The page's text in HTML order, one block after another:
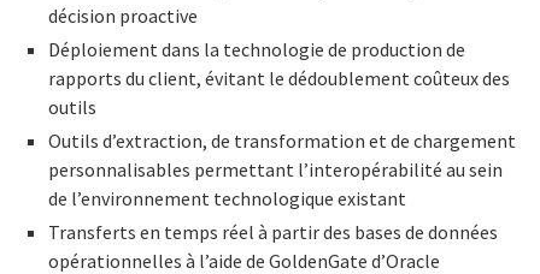
décision proactive
Déploiement dans la technologie de production de
rapports du client, évitant le dédoublement coûteux des
outils
Outils d’extraction, de transformation et de chargement
personnalisables permettant l’interopérabilité au sein
de l’environnement technologique existant
Transferts en temps réel à partir des bases de données
opérationnelles à l’aide de GoldenGate d’Oracle